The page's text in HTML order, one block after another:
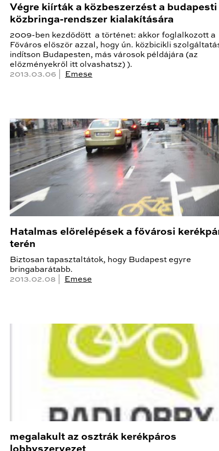
Végre kiírták a közbeszerzést a budapesti
közbringa-rendszer kialakítására
2009-ben kezdődött a történet: akkor foglalkozott a
Főváros először azzal, hogy ún. közbicikli
indítson Budapesten, más városok példájára (az
előzményekről itt olvashatsz) ).
2013.03.06 |
Emese
Hatalmas előrelépések a fővárosi
terén
Biztosan tapasztaltátok, hogy Budapest egyre
bringabarátabb.
2013.02.08 |
Emese
megalakult az osztrák kerékpáros